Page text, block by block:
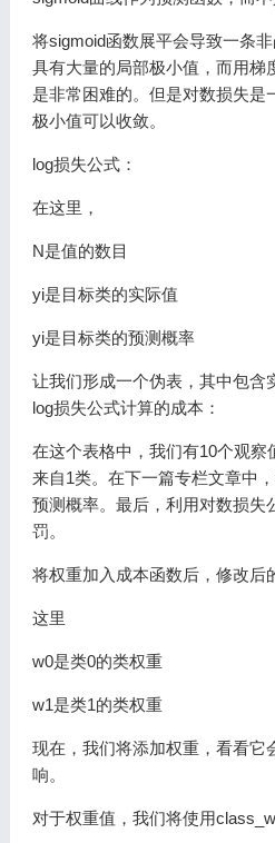
将sigmoid函数展平会导致一条
具有大量的局部极小值，而用梯
是非常困难的。但是对数损失是
极小值可以收敛。
log损失公式：
在这里，
N是值的数目
yi是目标类的实际值
yi是目标类的预测概率
让我们形成一个伪表，其中包含
log损失公式计算的成本：
在这个表格中，我们有10个观察
来自1类。在下一篇专栏文章中
预测概率。最后，利用对数损失
罚。
将权重加入成本函数后，修改后
这里
w0是类0的类权重
w1是类1的类权重
现在，我们将添加权重，看看它
响。
对于权重值，我们将使用